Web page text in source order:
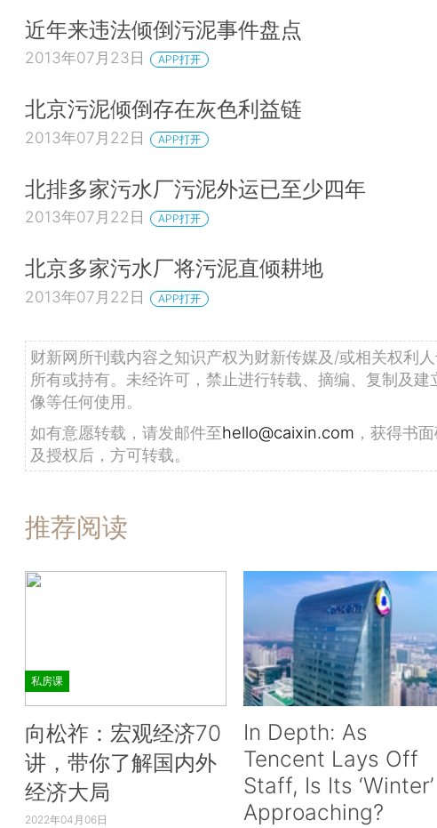
近年来违法倾倒污泥事件盘点
2013年07月23日 APP打开
北京污泥倾倒存在灰色利益链
2013年07月22日 APP打开
北排多家污水厂污泥外运已至少四年
2013年07月22日 APP打开
北京多家污水厂将污泥直倾耕地
2013年07月22日 APP打开
财新网所刊载内容之知识产权为财新传媒及/或相关权利
所有或持有。未经许可，禁止进行转载、摘编、复制及建
像等任何使用。
如有意愿转载，请发邮件至hello@caixin.com ，获得书
及授权后，方可转载。
推荐阅读
私房课
向松祚：宏观经济70
讲，带你了解国内外
经济大局
2022年04月06日
In Depth: As
Tencent Lays Off
Staff, Is Its ‘Winter’
Approaching?